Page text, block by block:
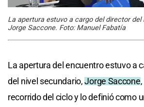
La apertura estuvo a cargo del director del
Jorge Saccone. Foto: Manuel Fabatía
La apertura del encuentro estuvo a
del nivel secundario,Jorge Saccone
recorrido del ciclo y lo definió como